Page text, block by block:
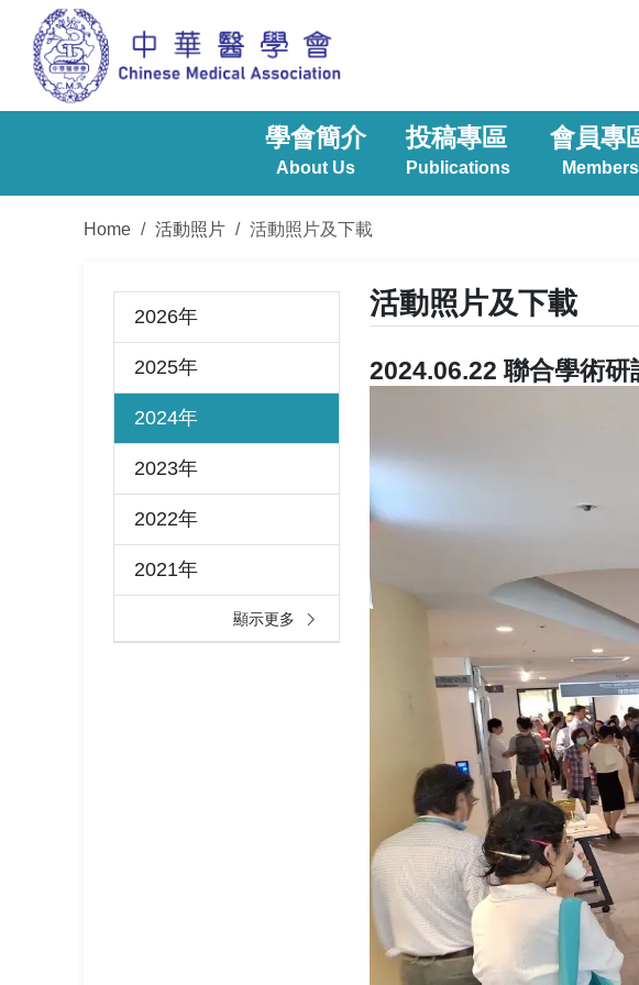
學會簡介
About Us
投稿專區
Publications
會員專
Members
Home 活動照片 活動照片及下載
2026年
2025年
2024年
2023年
2022年
2021年
顯示更多
活動照片及下載
2024.06.22 聯合學術